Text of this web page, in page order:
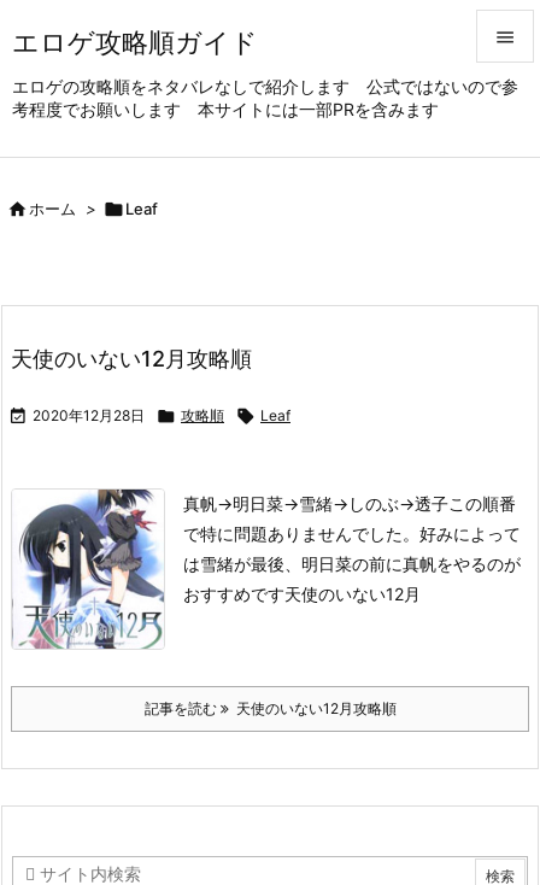
エロゲ攻略順ガイド
エロゲの攻略順をネタバレなしで紹介します 公式ではないので参
考程度でお願いします 本サイトには一部PRを含みます


ホーム > Leaf
天使のいない12月攻略順
 2020年12月28日  攻略順  Leaf
真帆→明日菜→雪緒→しのぶ→透子この順番
で特に問題ありませんでした。 好みによって
は雪緒が最後、明日菜の前に真帆をやるのが
おすすめです天使のいない12月
記事を読む 天使のいない12月攻略順